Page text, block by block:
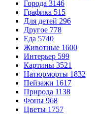
Города 3146
Графика 515
Для детей 296
Другое 778
Еда 5740
Животные 1600
Интерьер 599
Картины 3521
Натюрморты 1832
Пейзажи 1617
Природа 1138
Фоны 968
Цветы 1757